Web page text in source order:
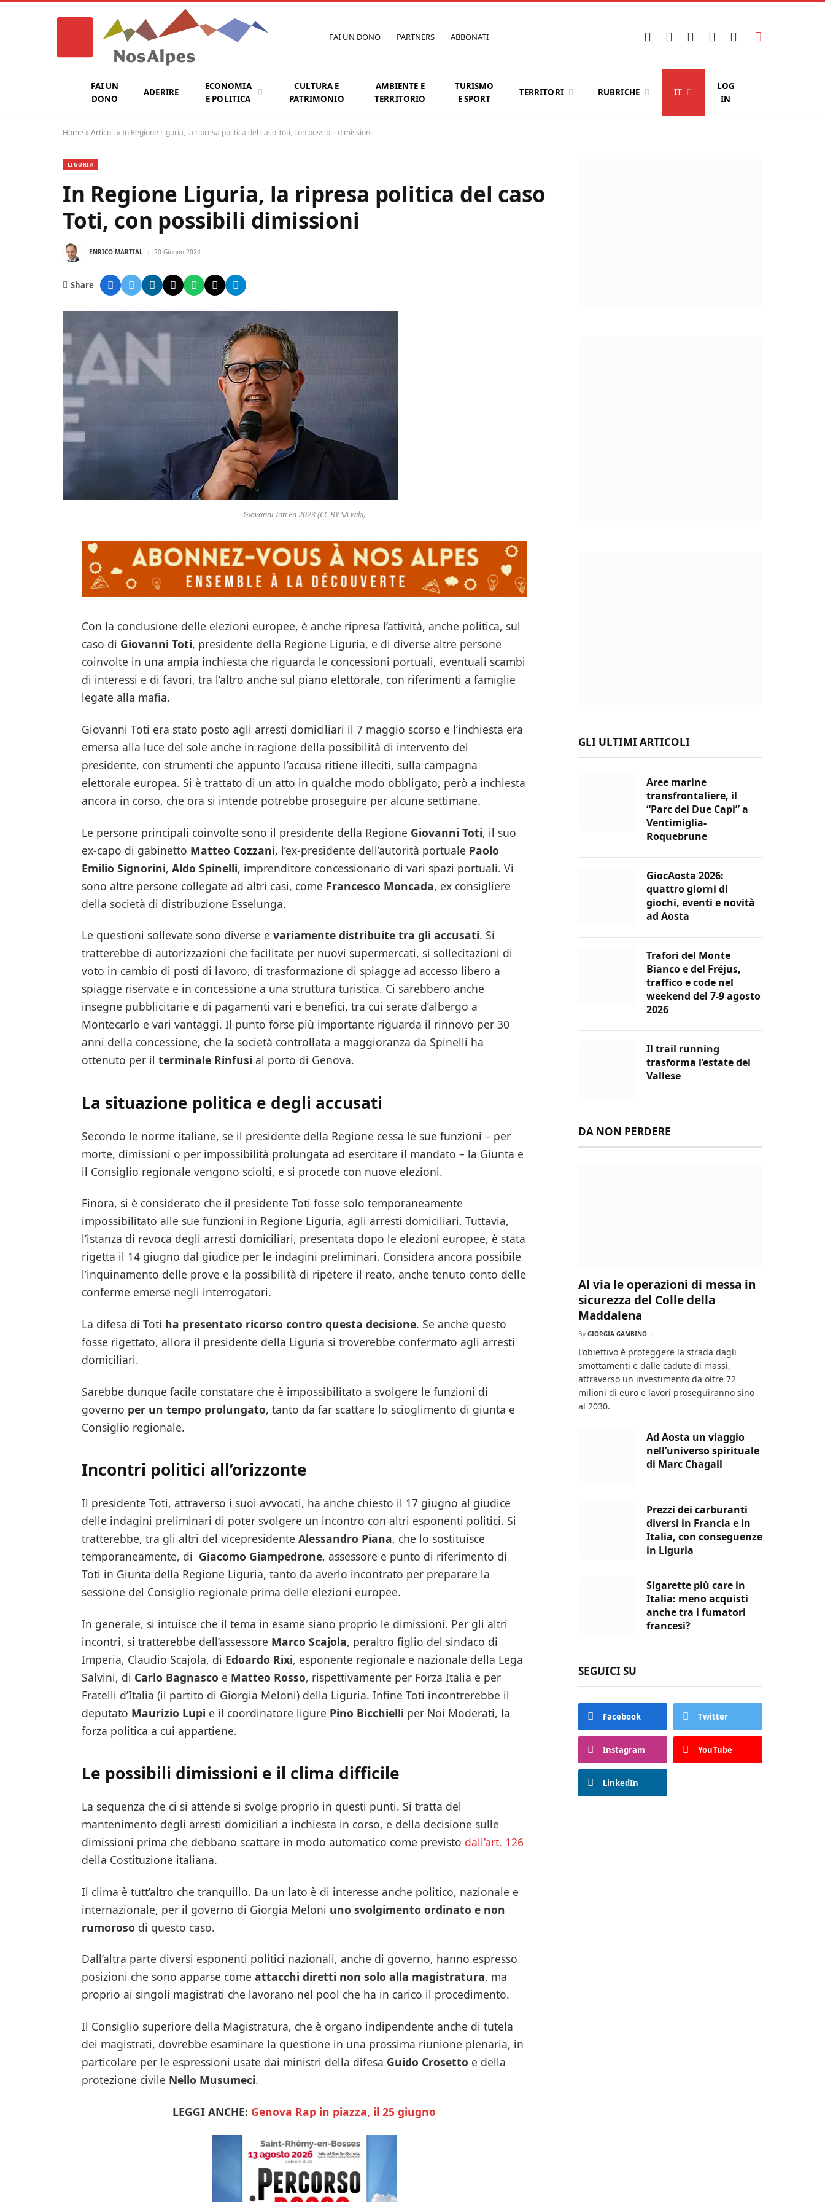
FAI UN DONO PARTNERS ABBONATI Facebook
X
Instagram
YouTubeLinkedIn
FAI UN
DONO
ADERIRE
ECONOMIA
E POLITICA
CULTURA E
PATRIMONIO
AMBIENTE E
TERRITORIO
TURISMO
E SPORT
TERRITORI RUBRICHE IT
LOG
IN
Home »Articoli »In Regione Liguria, la ripresa politica del caso Toti, con possibili dimissioni
LIGURIA
In Regione Liguria, la ripresa politica del caso
Toti, con possibili dimissioni
ENRICO MARTIAL 20 Giugno 2024
Share
Giovanni Toti En 2023 (CC BY SA wiki)
Con la conclusione delle elezioni europee, è anche ripresa l’attività, anche politica, sul
caso di Giovanni Toti, presidente della Regione Liguria, e di diverse altre persone
coinvolte in una ampia inchiesta che riguarda le concessioni portuali, eventuali scambi
di interessi e di favori, tra l’altro anche sul piano elettorale, con riferimenti a famiglie
legate alla mafia.
Giovanni Toti era stato posto agli arresti domiciliari il 7 maggio scorso e l’inchiesta era
emersa alla luce del sole anche in ragione della possibilità di intervento del
presidente, con strumenti che appunto l’accusa ritiene illeciti, sulla campagna
elettorale europea. Si è trattato di un atto in qualche modo obbligato, però a inchiesta
ancora in corso, che ora si intende potrebbe proseguire per alcune settimane.
Le persone principali coinvolte sono il presidente della Regione Giovanni Toti, il suo
ex-capo di gabinetto Matteo Cozzani, l’ex-presidente dell’autorità portuale Paolo
Emilio Signorini, Aldo Spinelli, imprenditore concessionario di vari spazi portuali. Vi
sono altre persone collegate ad altri casi, come Francesco Moncada, ex consigliere
della società di distribuzione Esselunga.
Le questioni sollevate sono diverse e variamente distribuite tra gli accusati. Si
tratterebbe di autorizzazioni che facilitate per nuovi supermercati, si sollecitazioni di
voto in cambio di posti di lavoro, di trasformazione di spiagge ad accesso libero a
spiagge riservate e in concessione a una struttura turistica. Ci sarebbero anche
insegne pubblicitarie e di pagamenti vari e benefici, tra cui serate d’albergo a
Montecarlo e vari vantaggi. Il punto forse più importante riguarda il rinnovo per 30
anni della concessione, che la società controllata a maggioranza da Spinelli ha
ottenuto per il terminale Rinfusi al porto di Genova.
La situazione politica e degli accusati
Secondo le norme italiane, se il presidente della Regione cessa le sue funzioni – per
morte, dimissioni o per impossibilità prolungata ad esercitare il mandato – la Giunta e
il Consiglio regionale vengono sciolti, e si procede con nuove elezioni.
Finora, si è considerato che il presidente Toti fosse solo temporaneamente
impossibilitato alle sue funzioni in Regione Liguria, agli arresti domiciliari. Tuttavia,
l’istanza di revoca degli arresti domiciliari, presentata dopo le elezioni europee, è stata
rigetta il 14 giugno dal giudice per le indagini preliminari. Considera ancora possibile
l’inquinamento delle prove e la possibilità di ripetere il reato, anche tenuto conto delle
conferme emerse negli interrogatori.
La difesa di Toti ha presentato ricorso contro questa decisione. Se anche questo
fosse rigettato, allora il presidente della Liguria si troverebbe confermato agli arresti
domiciliari.
Sarebbe dunque facile constatare che è impossibilitato a svolgere le funzioni di
governo per un tempo prolungato, tanto da far scattare lo scioglimento di giunta e
Consiglio regionale.
Incontri politici all’orizzonte
Il presidente Toti, attraverso i suoi avvocati, ha anche chiesto il 17 giugno al giudice
delle indagini preliminari di poter svolgere un incontro con altri esponenti politici. Si
tratterebbe, tra gli altri del vicepresidente Alessandro Piana, che lo sostituisce
temporaneamente, di Giacomo Giampedrone, assessore e punto di riferimento di
Toti in Giunta della Regione Liguria, tanto da averlo incontrato per preparare la
sessione del Consiglio regionale prima delle elezioni europee.
In generale, si intuisce che il tema in esame siano proprio le dimissioni. Per gli altri
incontri, si tratterebbe dell’assessore Marco Scajola, peraltro figlio del sindaco di
Imperia, Claudio Scajola, di Edoardo Rixi, esponente regionale e nazionale della Lega
Salvini, di Carlo Bagnasco e Matteo Rosso, rispettivamente per Forza Italia e per
Fratelli d’Italia (il partito di Giorgia Meloni) della Liguria. Infine Toti incontrerebbe il
deputato Maurizio Lupi e il coordinatore ligure Pino Bicchielli per Noi Moderati, la
forza politica a cui appartiene.
Le possibili dimissioni e il clima difficile
La sequenza che ci si attende si svolge proprio in questi punti. Si tratta del
mantenimento degli arresti domiciliari a inchiesta in corso, e della decisione sulle
dimissioni prima che debbano scattare in modo automatico come previsto dall’art. 126
della Costituzione italiana.
Il clima è tutt’altro che tranquillo. Da un lato è di interesse anche politico, nazionale e
internazionale, per il governo di Giorgia Meloni uno svolgimento ordinato e non
rumoroso di questo caso.
Dall’altra parte diversi esponenti politici nazionali, anche di governo, hanno espresso
posizioni che sono apparse come attacchi diretti non solo alla magistratura, ma
proprio ai singoli magistrati che lavorano nel pool che ha in carico il procedimento.
Il Consiglio superiore della Magistratura, che è organo indipendente anche di tutela
dei magistrati, dovrebbe esaminare la questione in una prossima riunione plenaria, in
particolare per le espressioni usate dai ministri della difesa Guido Crosetto e della
protezione civile Nello Musumeci.
LEGGI ANCHE: Genova Rap in piazza, il 25 giugno
GLI ULTIMI ARTICOLI
Aree marine
transfrontaliere, il
“Parc dei Due Capi” a
Ventimiglia-
Roquebrune
GiocAosta 2026:
quattro giorni di
giochi, eventi e novità
ad Aosta
Trafori del Monte
Bianco e del Fréjus,
traffico e code nel
weekend del 7-9 agosto
2026
Il trail running
trasforma l’estate del
Vallese
DA NON PERDERE
Al via le operazioni di messa in
sicurezza del Colle della
Maddalena
By GIORGIA GAMBINO
L’obiettivo è proteggere la strada dagli
smottamenti e dalle cadute di massi,
attraverso un investimento da oltre 72
milioni di euro e lavori proseguiranno sino
al 2030.
Ad Aosta un viaggio
nell’universo spirituale
di Marc Chagall
Prezzi dei carburanti
diversi in Francia e in
Italia, con conseguenze
in Liguria
Sigarette più care in
Italia: meno acquisti
anche tra i fumatori
francesi?
SEGUICI SU
Facebook Twitter
Instagram YouTube
LinkedIn